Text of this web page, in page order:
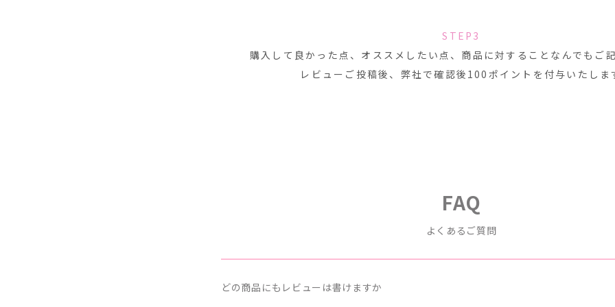
STEP3
購入して良かった点、オススメしたい点、商品に対することなんでもご
レビューご投稿後、弊社で確認後100ポイントを付与いたしま
FAQ
よくあるご質問
どの商品にもレビューは書けますか